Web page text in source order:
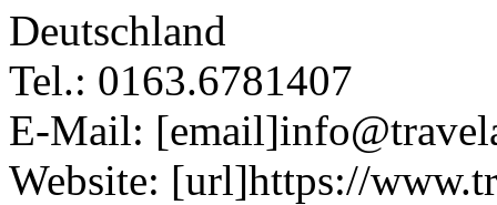
Deutschland
Tel.: 0163.6781407
E-Mail:
Website: [url]https://